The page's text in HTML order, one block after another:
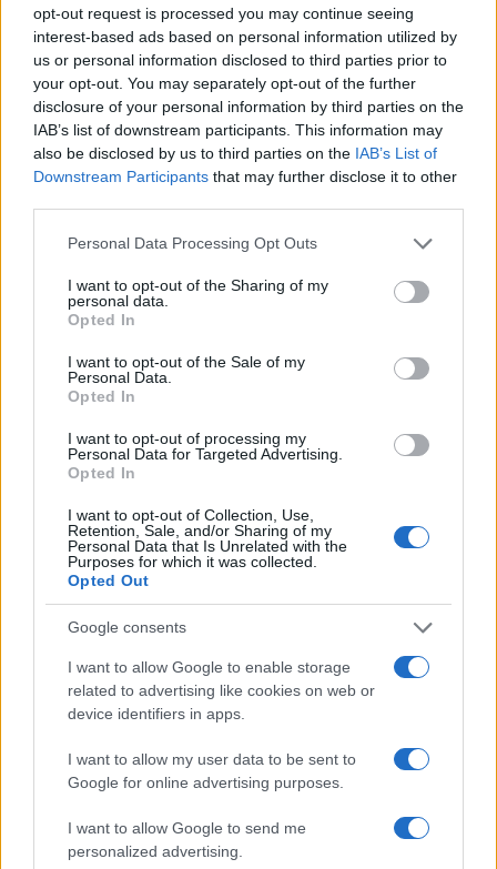
opt-out request is processed you may continue seeing
interest-based ads based on personal information utilized by
us or personal information disclosed to third parties prior to
your opt-out. You may separately opt-out of the further
disclosure of your personal information by third parties on the
IAB’s list of downstream participants. This information may
also be disclosed by us to third parties on the IAB’s List of
Downstream Participants that may further disclose it to other
Please note that this website/app uses one or more Google
not limited to your visit or usage behaviour. You may click to
grant or deny consent to Google and its third-party tags to
use your data for below specified purposes in below Google
consent section.
Personal Data Processing Opt Outs
I want to opt-out of the Sharing of my
personal data.
Opted In
I want to opt-out of the Sale of my
Personal Data.
Opted In
I want to opt-out of processing my
Personal Data for Targeted Advertising.
Opted In
I want to opt-out of Collection, Use,
Retention, Sale, and/or Sharing of my
Personal Data that Is Unrelated with the
Purposes for which it was collected.
Opted Out
Google consents
I want to allow Google to enable storage
related to advertising like cookies on web or
device identifiers in apps.
I want to allow my user data to be sent to
Google for online advertising purposes.
I want to allow Google to send me
personalized advertising.
Análisis de la crisis migratoria en Ceuta y
Sánchez
POLÍTICA
El impacto de la iniciativa de Gabriel
Rufián en el panorama político español
Gabriel Rufián ha logrado captar la atención mediática…